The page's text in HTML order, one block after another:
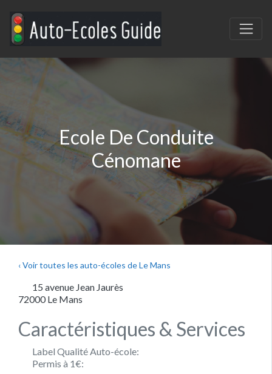
Ecole De Conduite
Cénomane
‹ Voir toutes les auto-écoles de Le Mans
15 avenue Jean Jaurès
72000 Le Mans
Caractéristiques & Services
Label Qualité Auto-école:
Permis à 1€: